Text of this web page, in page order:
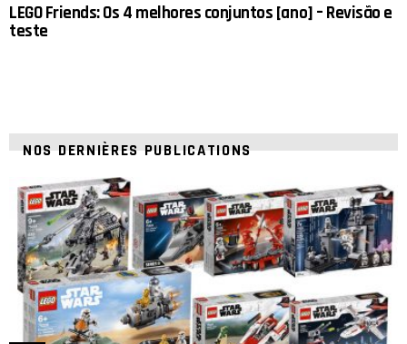
LEGO Friends: Os 4 melhores conjuntos [ano] – Revisão e
teste
NOS DERNIÈRES PUBLICATIONS